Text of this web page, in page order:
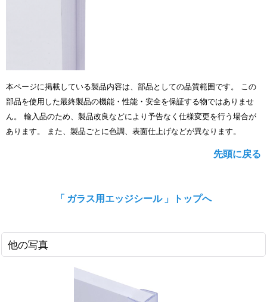
本ページに掲載している製品内容は、部品としての品質範囲です。 この
部品を使用した最終製品の機能・性能・安全を保証する物ではありませ
ん。 輸入品のため、製品改良などにより予告なく仕様変更を行う場合が
あります。 また、製品ごとに色調、表面仕上げなどが異なります。
先頭に戻る
「 ガラス用エッジシール 」トップへ
他の写真